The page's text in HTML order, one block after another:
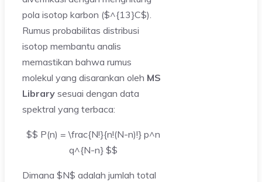
pola isotop karbon ($^{13}C$).
Rumus probabilitas distribusi
isotop membantu analis
memastikan bahwa rumus
molekul yang disarankan oleh MS
Library sesuai dengan data
spektral yang terbaca:
$$ P(n) = \frac{N!}{n!(N-n)!} p^n
q^{N-n} $$
Dimana $N$ adalah jumlah total